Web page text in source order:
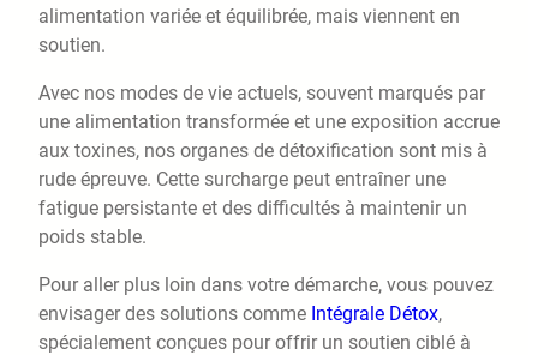
alimentation variée et équilibrée, mais viennent en
soutien.
Avec nos modes de vie actuels, souvent marqués par
une alimentation transformée et une exposition accrue
aux toxines, nos organes de détoxification sont mis à
rude épreuve. Cette surcharge peut entraîner une
fatigue persistante et des difficultés à maintenir un
poids stable.
Pour aller plus loin dans votre démarche, vous pouvez
envisager des solutions comme Intégrale Détox,
spécialement conçues pour offrir un soutien ciblé à